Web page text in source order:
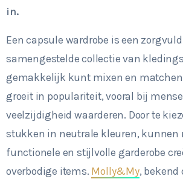
in.
Een capsule wardrobe is een
samengestelde collectie van
gemakkelijk kunt mixen en
groeit in populariteit, vooral bij
veelzijdigheid waarderen. Door te
stukken in neutrale kleuren, kunnen
functionele en stijlvolle garderobe
overbodige items. Molly&My, bekend